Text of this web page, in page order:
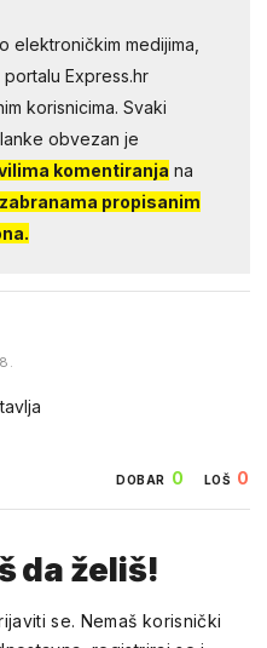
elektroničkim medijima,
Express.hr
korisnicima. Svaki
obvezan je
komentiranja na
zabranama propisanim
DOBAR 0 LOŠ 0
da želiš!
se. Nemaš korisnički